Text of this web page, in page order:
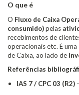
O que é
O Fluxo de Caixa
consumido)pelas
recebimentos de
operacionais etc. É
de Caixa, ao lado de
Referências
IAS 7 / CPC 03 (R2)